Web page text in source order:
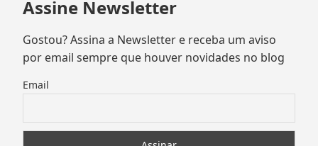
Assine Newsletter
Gostou? Assina a Newsletter e receba um aviso
por email sempre que houver novidades no blog
Email